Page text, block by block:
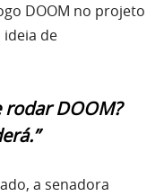
DOOM no projeto
de
DOOM?
a senadora